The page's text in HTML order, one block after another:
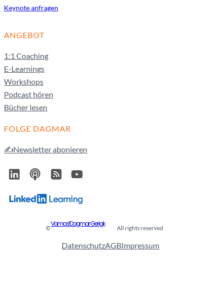
Keynote anfragen
ANGEBOT
1:1 Coaching
E-Learnings
Workshops
Podcast hören
Bücher lesen
FOLGE DAGMAR
✍️Newsletter abonieren
©
Vamos! Dagmar Gerigk
All rights reserved
DatenschutzAGBImpressum